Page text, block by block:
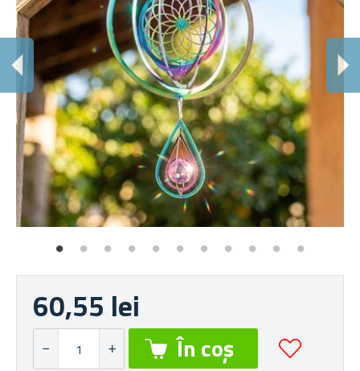
60,55 lei